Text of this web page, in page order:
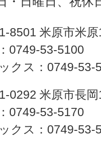
8501 米原市米
0749-53-5100
クス：0749-53-
0292 米原市長
0749-53-5170
クス：0749-53-